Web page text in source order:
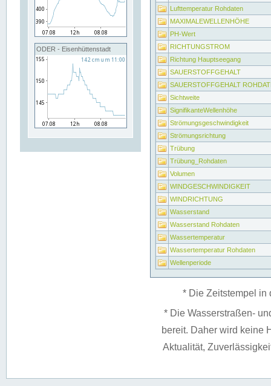
ODER - Eisenhüttenstadt
Lufttemperatur Rohdaten
MAXIMALEWELLENHÖHE
PH-Wert
RICHTUNGSTROM
Richtung Hauptseegang
SAUERSTOFFGEHALT
SAUERSTOFFGEHALT
Sichtweite
SignifikanteWellenhöhe
Strömungsgeschwindigkeit
Strömungsrichtung
Trübung
Trübung_Rohdaten
Volumen
WINDGESCHWINDIGKEIT
WINDRICHTUNG
Wasserstand
Wasserstand Rohdaten
Wassertemperatur
Wassertemperatur Rohdaten
Wellenperiode
* Die Zeitstempel in
* Die Wasserstraßen-
bereit. Daher wird keine
Aktualität,